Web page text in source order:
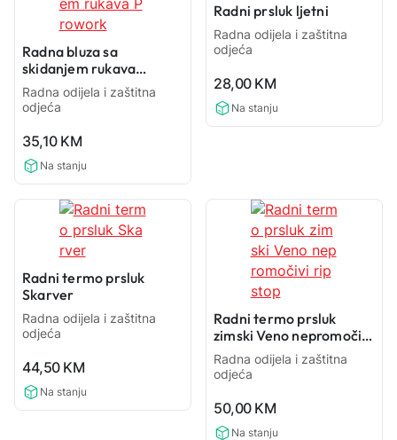
Radna bluza sa
skidanjem rukava
Prowork
Radna odijela i zaštitna
odjeća
rating
35,10 KM
Na stanju
Radni prsluk ljetni
Radna odijela i zaštitna
odjeća
rating
28,00 KM
Na stanju
Radni termo prsluk
Skarver
Radna odijela i zaštitna
odjeća
rating
44,50 KM
Na stanju
Radni termo prsluk
zimski Veno nepromočivi
rip stop
Radna odijela i zaštitna
odjeća
rating
50,00 KM
Na stanju